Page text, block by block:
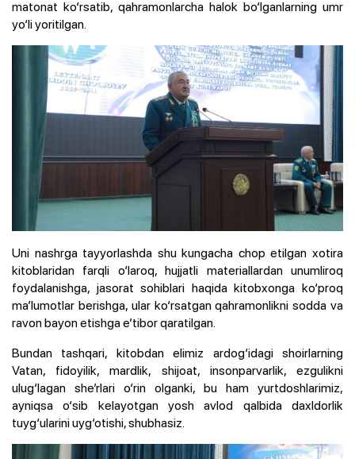
matonat ko‘rsatib, qahramonlarcha halok bo‘lganlarning umr
yo‘li yoritilgan.
Uni nashrga tayyorlashda shu kungacha chop etilgan xotira
kitoblaridan farqli o‘laroq, hujjatli materiallardan unumliroq
foydalanishga, jasorat sohiblari haqida kitobxonga ko‘proq
ma’lumotlar berishga, ular ko‘rsatgan qahramonlikni sodda va
ravon bayon etishga e’tibor qaratilgan.
Bundan tashqari, kitobdan elimiz ardog‘idagi shoirlarning
Vatan, fidoyilik, mardlik, shijoat, insonparvarlik, ezgulikni
ulug‘lagan she’rlari o‘rin olganki, bu ham yurtdoshlarimiz,
ayniqsa o‘sib kelayotgan yosh avlod qalbida daxldorlik
tuyg‘ularini uyg‘otishi, shubhasiz.